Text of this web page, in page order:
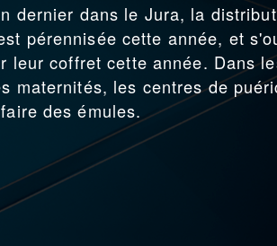
dernier dans le Jura, la
pérennisée cette année, et
leur coffret cette année. Dans
maternités, les centres de
des émules.